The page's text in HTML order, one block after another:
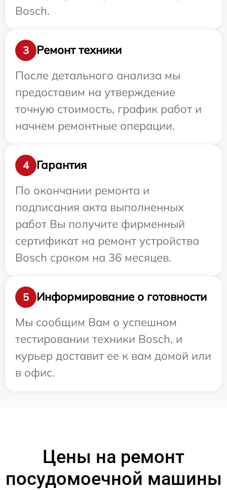
Bosch.
3
Ремонт техники
После детального анализа мы
предоставим на утверждение
точную стоимость, график работ и
начнем ремонтные операции.
4
Гарантия
По окончании ремонта и
подписания акта выполненных
работ Вы получите фирменный
сертификат на ремонт устройства
Bosch сроком на 36 месяцев.
5
Информирование о готовности
Мы сообщим Вам о успешном
тестировании техники Bosch, и
курьер доставит ее к вам домой или
в офис.
Цены на ремонт
посудомоечной машины